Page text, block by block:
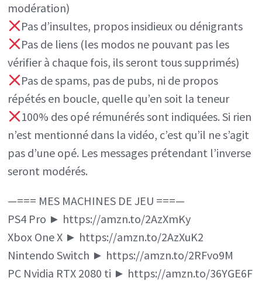
modération)
Pas d’insultes, propos insidieux ou dénigrants
Pas de liens (les modos ne pouvant pas les
vérifier à chaque fois, ils seront tous supprimés)
Pas de spams, pas de pubs, ni de propos
répétés en boucle, quelle qu’en soit la teneur
100% des opé rémunérés sont indiquées. Si rien
n’est mentionné dans la vidéo, c’est qu’il ne s’agit
pas d’une opé. Les messages prétendant l’inverse
seront modérés.
—=== MES MACHINES DE JEU ===—
PS4 Pro ► https://amzn.to/2AzXmKy
Xbox One X ► https://amzn.to/2AzXuK2
Nintendo Switch ► https://amzn.to/2RFvo9M
PC Nvidia RTX 2080 ti ► https://amzn.to/36YGE6F